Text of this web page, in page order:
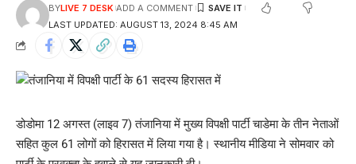
LAST UPDATED: AUGUST 13, 2024 8:45 AM
BYLIVE 7 DESK ADD A COMMENT
डोडोमा 12 अगस्त (लाइव 7) तंजानिया में मुख्य विपक्षी पार्टी चाडेमा के तीन नेताओं
सहित कुल 61 लोगों को हिरासत में लिया गया है। स्थानीय मीडिया ने सोमवार को